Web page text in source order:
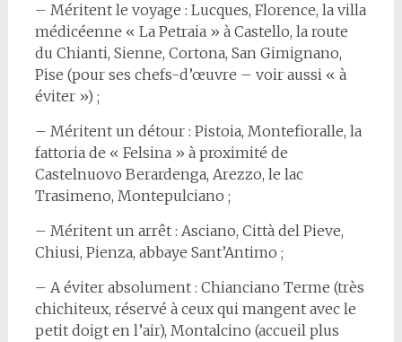
– Méritent le voyage : Lucques, Florence, la villa
médicéenne « La Petraia » à Castello, la route
du Chianti, Sienne, Cortona, San Gimignano,
Pise (pour ses chefs-d’œuvre – voir aussi « à
éviter ») ;
– Méritent un détour : Pistoia, Montefioralle, la
fattoria de « Felsina » à proximité de
Castelnuovo Berardenga, Arezzo, le lac
Trasimeno, Montepulciano ;
– Méritent un arrêt : Asciano, Città del Pieve,
Chiusi, Pienza, abbaye Sant’Antimo ;
– A éviter absolument : Chianciano Terme (très
chichiteux, réservé à ceux qui mangent avec le
petit doigt en l’air), Montalcino (accueil plus